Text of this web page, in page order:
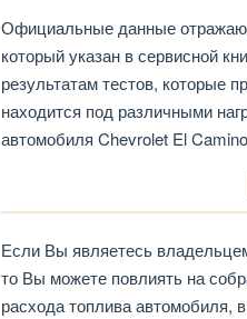
Официальные данные
который указан в сервисной
результатам тестов, которые
находится под различными
автомобиля Chevrolet El
Если Вы являетесь
то Вы можете повлиять на
расхода топлива автомобиля,